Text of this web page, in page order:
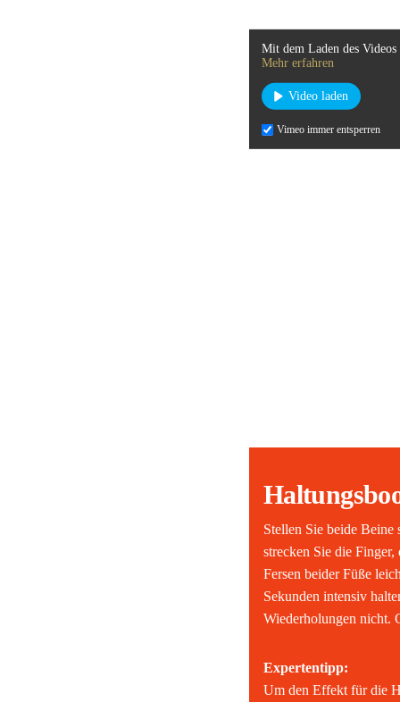
Mit dem Laden des
Mehr erfahren
Video laden
Vimeo immer entsperren
Stellen Sie beide
strecken Sie die
Fersen beider Füße
Sekunden intensiv
Wiederholungen nicht.
Expertentipp:
Um den Effekt für die